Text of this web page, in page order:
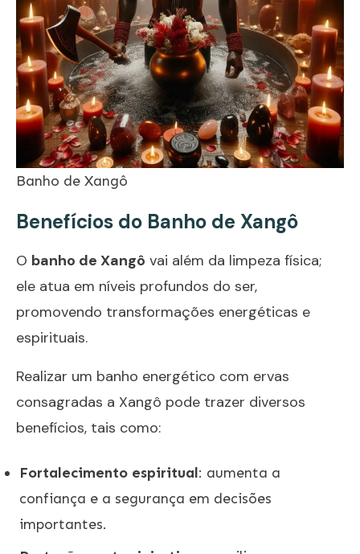
Banho de Xangô
Benefícios do Banho de Xangô
O banho de Xangô vai além da limpeza física;
ele atua em níveis profundos do ser,
promovendo transformações energéticas e
espirituais.
Realizar um banho energético com ervas
consagradas a Xangô pode trazer diversos
benefícios, tais como:
Fortalecimento espiritual: aumenta a
confiança e a segurança em decisões
importantes.